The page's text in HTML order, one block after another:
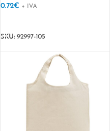
0.72€ + IVA
SKU: 92997-105